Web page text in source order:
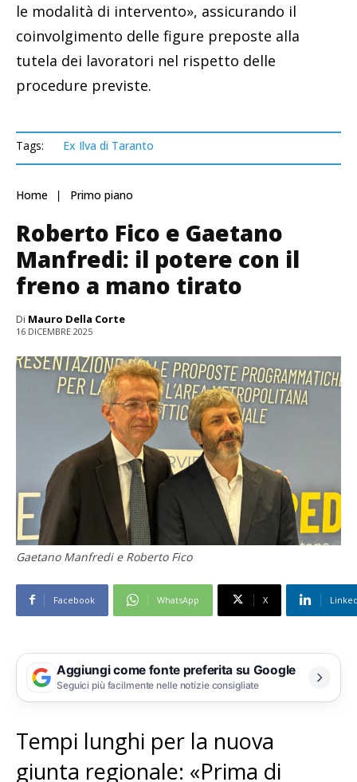
le modalità di intervento», assicurando il
coinvolgimento delle figure preposte alla
tutela dei lavoratori nel rispetto delle
procedure previste.
Tags: Ex Ilva di Taranto
Home Primo piano
Roberto Fico e Gaetano
Manfredi: il potere con il
freno a mano tirato
Di Mauro Della Corte
16 DICEMBRE 2025
Gaetano Manfredi e Roberto Fico
Facebook WhatsApp X
Aggiungi come fonte preferita su Google
Seguici più facilmente nelle notizie consigliate
Tempi lunghi per la nuova
giunta regionale: «Prima di